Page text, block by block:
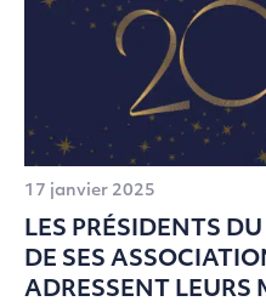
17 janvier 2025
LES PRÉSIDENTS
DE SES
ADRESSENT